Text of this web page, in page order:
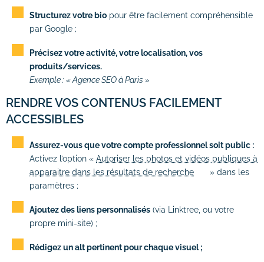
Structurez votre bio pour être facilement compréhensible
par Google ;
Précisez votre activité, votre localisation, vos
produits/services.
Exemple : « Agence SEO à Paris »
RENDRE VOS CONTENUS FACILEMENT
ACCESSIBLES
Assurez-vous que votre compte professionnel soit public :
Activez l’option « Autoriser les photos et vidéos publiques à
apparaitre dans les résultats de recherche
» dans les
paramètres ;
Ajoutez des liens personnalisés (via Linktree, ou votre
propre mini-site) ;
Rédigez un alt pertinent pour chaque visuel ;